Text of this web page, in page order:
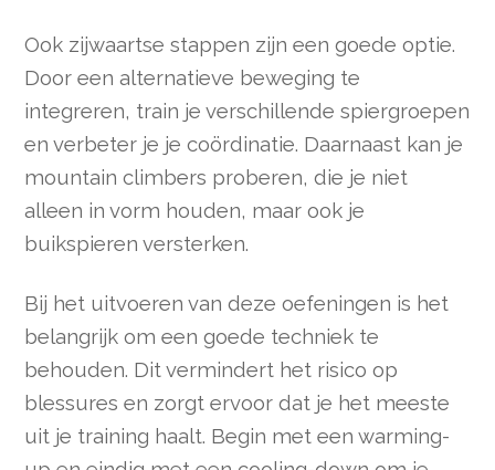
Ook zijwaartse stappen zijn een goede optie.
Door een alternatieve beweging te
integreren, train je verschillende spiergroepen
en verbeter je je coördinatie. Daarnaast kan je
mountain climbers proberen, die je niet
alleen in vorm houden, maar ook je
buikspieren versterken.
Bij het uitvoeren van deze oefeningen is het
belangrijk om een goede techniek te
behouden. Dit vermindert het risico op
blessures en zorgt ervoor dat je het meeste
uit je training haalt. Begin met een warming-